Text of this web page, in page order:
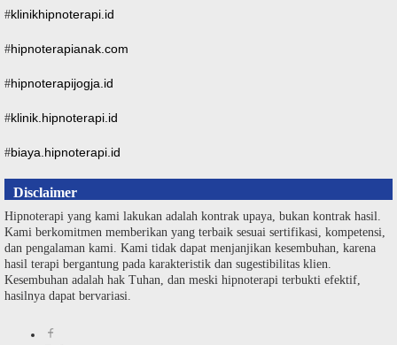
#klinikhipnoterapi.id
#hipnoterapianak.com
#hipnoterapijogja.id
#klinik.hipnoterapi.id
#biaya.hipnoterapi.id
Disclaimer
Hipnoterapi yang kami lakukan adalah kontrak upaya, bukan kontrak hasil.
Kami berkomitmen memberikan yang terbaik sesuai sertifikasi, kompetensi,
dan pengalaman kami. Kami tidak dapat menjanjikan kesembuhan, karena
hasil terapi bergantung pada karakteristik dan sugestibilitas klien.
Kesembuhan adalah hak Tuhan, dan meski hipnoterapi terbukti efektif,
hasilnya dapat bervariasi.